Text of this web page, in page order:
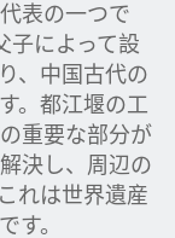
表の一つで
子によって設
、中国古代の
。都江堰の工
重要な部分が
決し、周辺の
れは世界遺産
す。